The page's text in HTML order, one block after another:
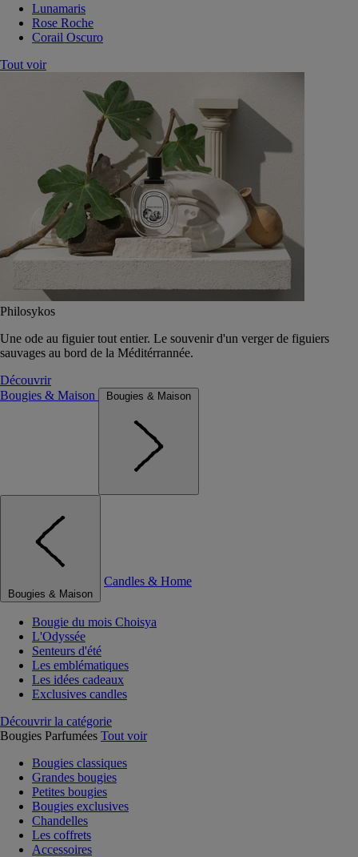
Lunamaris
Rose Roche
Corail Oscuro
Tout voir
Philosykos
Une ode au figuier tout entier. Le souvenir d'un verger de figuiers
sauvages au bord de la Méditérrannée.
Découvrir
Bougies & Maison
Bougies & Maison
Bougies & Maison
Candles & Home
Bougie du mois Choisya
L'Odyssée
Senteurs d'été
Les emblématiques
Les idées cadeaux
Exclusives candles
Découvrir la catégorie
Bougies Parfumées Tout voir
Bougies classiques
Grandes bougies
Petites bougies
Bougies exclusives
Chandelles
Les coffrets
Accessoires